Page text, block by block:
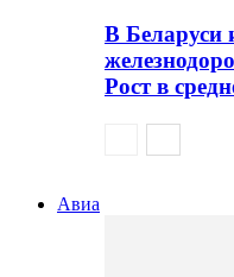
В Беларуси
Рост в
Авиа